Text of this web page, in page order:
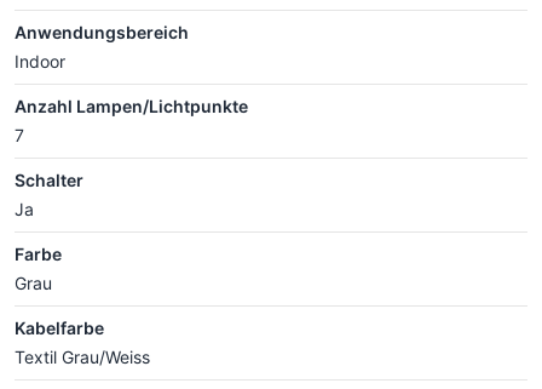
Anwendungsbereich
Indoor
Anzahl Lampen/Lichtpunkte
7
Schalter
Ja
Farbe
Grau
Kabelfarbe
Textil Grau/Weiss